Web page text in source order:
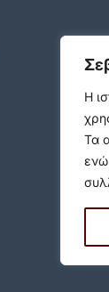
Η
Τα
ενώ